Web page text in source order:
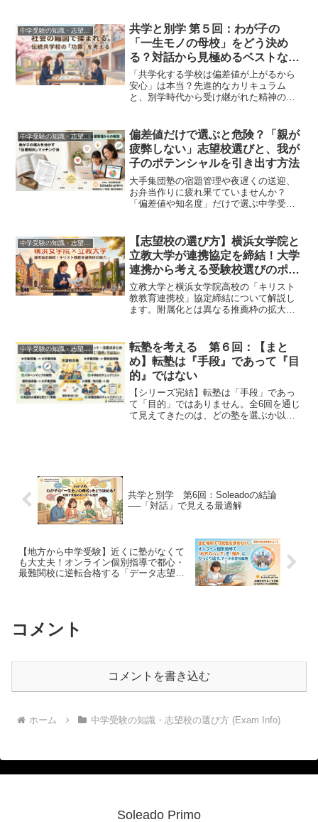
ど、共学では見落とされがちな女子校な
らではの教育力を徹底解説。お嬢様の可
能性を広げるヒントがここに。
中学受験の知識・志望校の選び方 (Exam Info)
共学と別学 第５回：わが子の
「一生モノの母校」をどう決め
る？対話から見極めるベストな選
択
「共学化する学校は偏差値が上がるから
安心」は本当？先進的なカリキュラム
と、別学時代から受け継がれた精神のバ
整理し、お子様の6年間の「起点」となる
学校の見つけ方を提案します。連載第5
回、トレンドの深掘り編。
中学受験の知識・志望校の選び方 (Exam Info)
偏差値だけで選ぶと危険？「親が
疲弊しない」志望校選びと、我が
子のポテンシャルを引き出す方法
大手集団塾の宿題管理や夜遅くの送迎、
お弁当作りに疲れ果てていませんか？
「偏差値や知名度」だけで選ぶ中学受験
に合った「出題傾向の相性」でポテンシ
ャルを最大限に引き出す新しい志望校選
びを解説。
【志望校の選び方】横浜女学院と
立教大学が連携協定を締結！大学
連携から考える受験校選びのポイ
ント
立教大学と横浜女学院高校の「キリスト
教教育連携校」協定締結について解説し
ます。附属化とは異なる推薦枠の拡大や
で志望校合格や学校成績アップを目指す
なら、オンライン・完全個別指導塾
Soleado（ソレアド）にお任せください。
中学受験の知識・志望校の選び方 (Exam Info)
転塾を考える 第６回：【まと
め】転塾は『手段』であって『目
的』ではない
【シリーズ完結】転塾は「手段」であっ
て「目的」ではありません。全6回を通じ
て見えてきたのは、どの塾を選ぶか以上
共学と別学 第6回：Soleadoの結論
──「対話」で見える最適解
【地方から中学受験】近くに塾がなくて
も大丈夫！オンライン個別指導で都心・
最難関校に逆転合格する「データ志望校
コメント
コメントを書き込む
ホーム 中学受験の知識・志望校の選び方 (Exam Info)
Soleado Primo